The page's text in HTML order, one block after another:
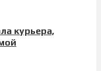
курьера,